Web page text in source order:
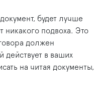
будет лучше
никакого подвоха. Это
должен
действует в ваших
на читая документы,